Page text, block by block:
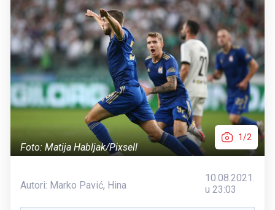
Foto: Matija Habljak/Pixsell
1/2
Autori: Marko Pavić, Hina
10.08.2021.
u 23:03